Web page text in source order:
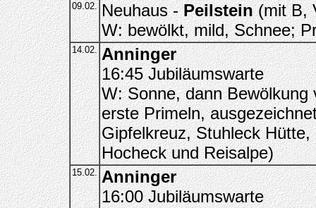
09.02. Neuhaus -Peilstein(mit B,
W: bewölkt, mild, Schnee;
14.02. Anninger
16:45 Jubiläumswarte
W: Sonne, dann
erste Primeln,
Gipfelkreuz, Stuhleck
Hocheck und Reisalpe)
15.02. Anninger
16:00 Jubiläumswarte